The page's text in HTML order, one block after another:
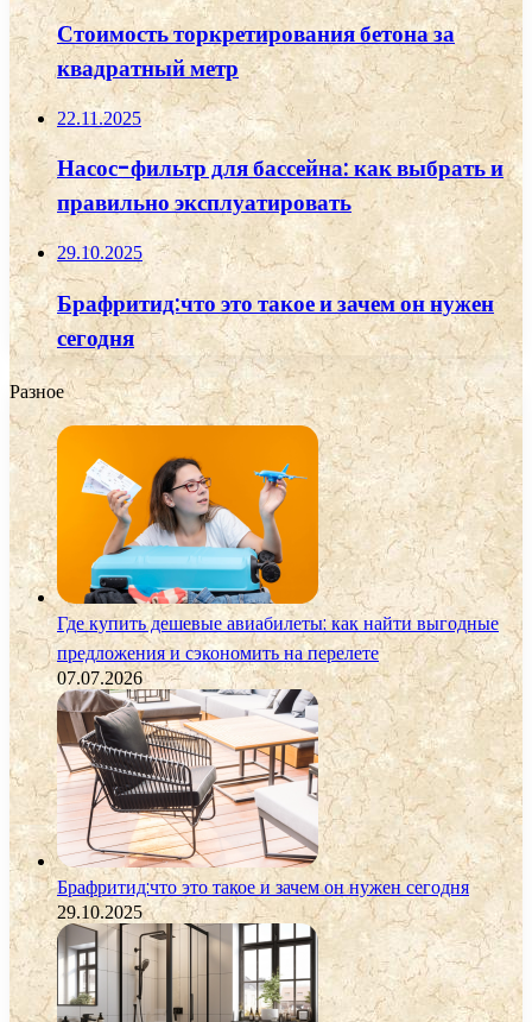
Стоимость торкретирования бетона за
квадратный метр
22.11.2025
Насос-фильтр для бассейна: как выбрать и
правильно эксплуатировать
29.10.2025
Брафритид:что это такое и зачем он нужен
сегодня
Разное
Где купить дешевые авиабилеты: как найти выгодные
предложения и сэкономить на перелете
07.07.2026
Брафритид:что это такое и зачем он нужен сегодня
29.10.2025